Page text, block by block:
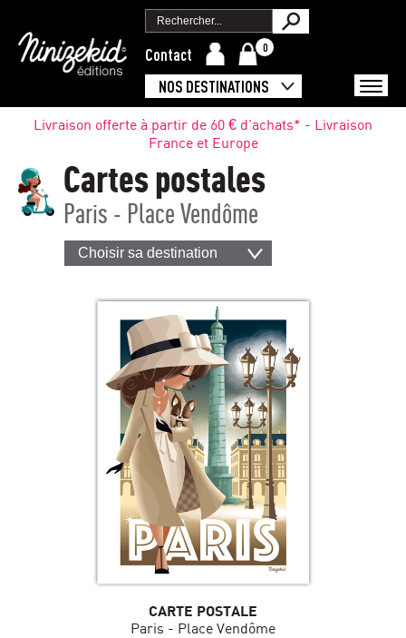
Contact 0
NOS DESTINATIONS
Livraison offerte à partir de 60 € d'achats* - Livraison
France et Europe
Cartes postales
Paris - Place Vendôme
Choisir sa destination
CARTE POSTALE
Paris - Place Vendôme